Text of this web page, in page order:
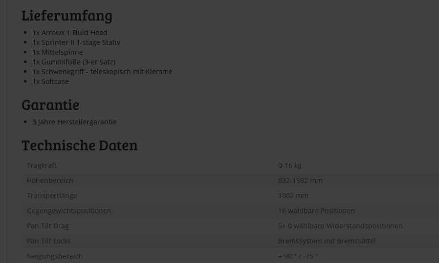
Lieferumfang
1x Arrowx 1 Fluid Head
1x Sprinter II 1-stage Stativ
1x Mittelspinne
1x Gummifüße (3-er Satz)
1x Schwenkgriff - teleskopisch mit Klemme
1x Softcase
Garantie
3 Jahre Herstellergarantie
Technische Daten
Tragkraft
0-16 kg
Höhenbereich
832-1592 mm
Transportlänge
1002 mm
Gegengewichtspositionen
16 wählbare Positionen
Pan Tilt Drag
5+ 0 wählbare Widerstandspositionen
Pan Tilt Locks
Bremssystem mit Bremssattel
Neigungsbereich
+ 90 ° / -75 °